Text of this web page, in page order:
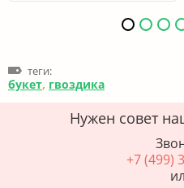
теги:
букет, гвоздика
Нужен совет
+7 (499)